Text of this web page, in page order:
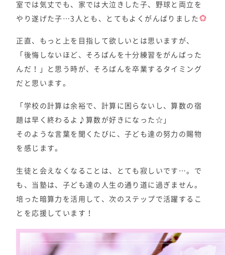
室では気丈でも、家では大泣きした子、野球と両立を
やり遂げた子…3人とも、とてもよくがんばりました
正直、もっと上を目指して欲しいとは思いますが、
「後悔しないほど、そろばんを十分練習をがんばった
んだ！」と思う時が、そろばんを卒業するタイミング
だと思います。
「学校の計算は余裕で、計算に困らないし、算数の宿
題は早く終わるよ♪算数が好きになった☆」
そのような言葉を聞くたびに、子ども達の努力の賜物
を感じます。
生徒と会えなくなることは、とても寂しいです…。で
も、当塾は、子ども達の人生の通り道に過ぎません。
培った暗算力を活用して、次のステップで活躍するこ
とを応援しています！